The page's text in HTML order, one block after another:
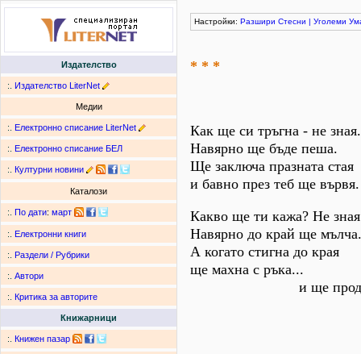
Издателство
:. Издателство LiterNet
Медии
:. Електронно списание LiterNet
:. Електронно списание БЕЛ
:. Културни новини
Каталози
:. По дати: март
:. Електронни книги
:. Раздели / Рубрики
:. Автори
:. Критика за авторите
Книжарници
:. Книжен пазар
Настройки: Разшири Стесни | Уголеми
* * *
Как ще си тръгна - не зная.
Навярно ще бъде пеша.
Ще заключа празната стая
и бавно през теб ще вървя.
Какво ще ти кажа? Не
Навярно до край ще мълча.
А когато стигна до края
ще махна с ръка...
и ще